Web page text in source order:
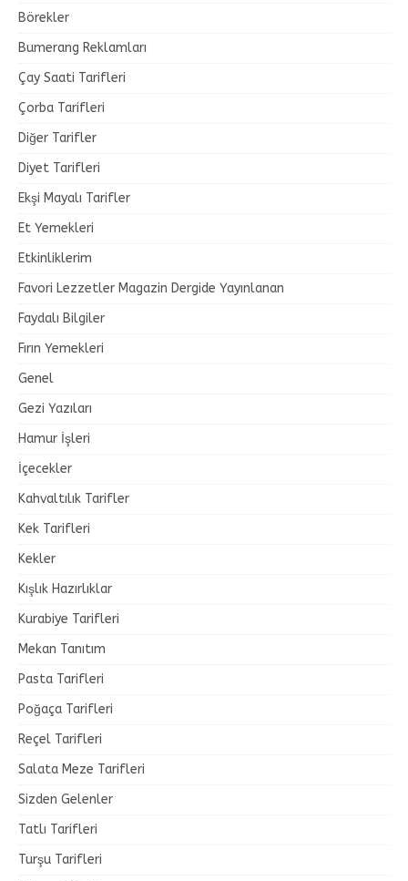
Börekler
Bumerang Reklamları
Çay Saati Tarifleri
Çorba Tarifleri
Diğer Tarifler
Diyet Tarifleri
Ekşi Mayalı Tarifler
Et Yemekleri
Etkinliklerim
Favori Lezzetler Magazin Dergide Yayınlanan
Faydalı Bilgiler
Fırın Yemekleri
Genel
Gezi Yazıları
Hamur İşleri
İçecekler
Kahvaltılık Tarifler
Kek Tarifleri
Kekler
Kışlık Hazırlıklar
Kurabiye Tarifleri
Mekan Tanıtım
Pasta Tarifleri
Poğaça Tarifleri
Reçel Tarifleri
Salata Meze Tarifleri
Sizden Gelenler
Tatlı Tarifleri
Turşu Tarifleri